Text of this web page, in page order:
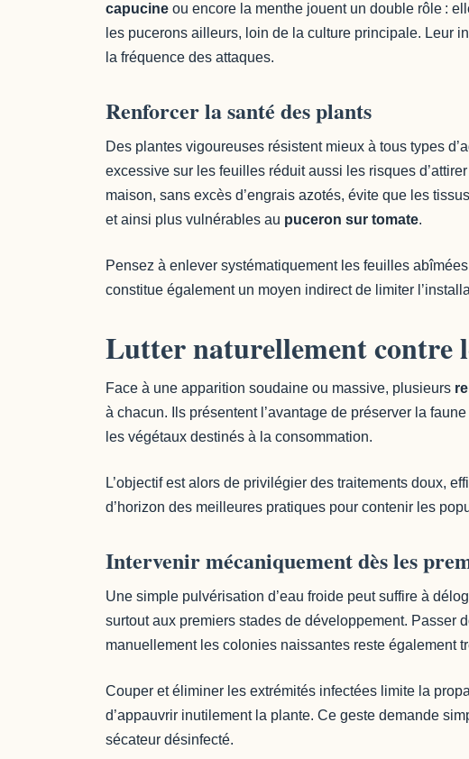
capucine ou encore la menthe jouent un double rôle :
les pucerons ailleurs, loin de la culture principale. Leur
la fréquence des attaques.
Renforcer la santé des plants
Des plantes vigoureuses résistent mieux à tous types
excessive sur les feuilles réduit aussi les risques
maison, sans excès d’engrais azotés, évite que les
et ainsi plus vulnérables au puceron sur tomate.
Pensez à enlever systématiquement les feuilles
constitue également un moyen indirect de limiter
Lutter naturellement contre
Face à une apparition soudaine ou massive, plusieurs
à chacun. Ils présentent l’avantage de préserver la
les végétaux destinés à la consommation.
L’objectif est alors de privilégier des traitements doux,
d’horizon des meilleures pratiques pour contenir les
Intervenir mécaniquement dès les
Une simple pulvérisation d’eau froide peut suffire à
surtout aux premiers stades de développement. Passer
manuellement les colonies naissantes reste également
Couper et éliminer les extrémités infectées limite la
d’appauvrir inutilement la plante. Ce geste demande
sécateur désinfecté.